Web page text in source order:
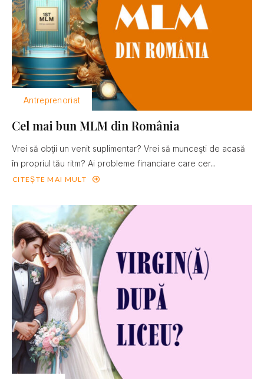
Antreprenoriat
Cel mai bun MLM din România
Vrei să obţii un venit suplimentar? Vrei să munceşti de acasă
în propriul tău ritm? Ai probleme financiare care cer...
CITEȘTE MAI MULT